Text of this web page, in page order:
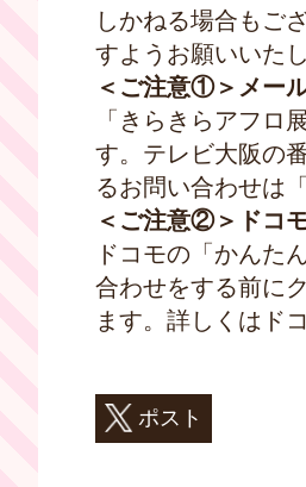
しかねる場合もご
すようお願いいたし
＜ご注意①＞メー
「きらきらアフロ
す。テレビ大阪の
るお問い合わせは「
＜ご注意②＞ドコ
ドコモの「かんた
合わせをする前に
ます。詳しくはド
ポスト